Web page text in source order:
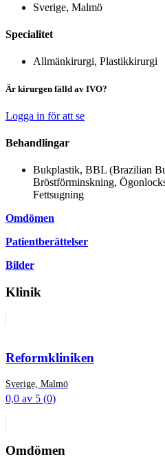
Sverige, Malmö
Specialitet
Allmänkirurgi, Plastikkirurgi
Är kirurgen fälld av IVO?
Logga in för att se
Behandlingar
Bukplastik, BBL (Brazilian
Bröstförminskning,
Fettsugning
Omdömen
Patientberättelser
Bilder
Klinik
Reformkliniken
Sverige, Malmö
0,0 av 5 (0)
Omdömen